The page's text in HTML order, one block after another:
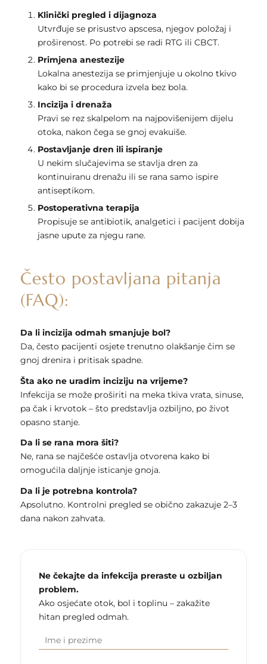
Klinički pregled i dijagnoza
Utvrđuje se prisustvo apscesa, njegov položaj i
proširenost. Po potrebi se radi RTG ili CBCT.
Primjena anestezije
Lokalna anestezija se primjenjuje u okolno tkivo
kako bi se procedura izvela bez bola.
Incizija i drenaža
Pravi se rez skalpelom na najpovišenijem dijelu
otoka, nakon čega se gnoj evakuiše.
Postavljanje dren ili ispiranje
U nekim slučajevima se stavlja dren za
kontinuiranu drenažu ili se rana samo ispire
antiseptikom.
Postoperativna terapija
Propisuje se antibiotik, analgetici i pacijent dobija
jasne upute za njegu rane.
Često postavljana pitanja
(FAQ):
Da li incizija odmah smanjuje bol?
Da, često pacijenti osjete trenutno olakšanje čim se
gnoj drenira i pritisak spadne.
Šta ako ne uradim inciziju na vrijeme?
Infekcija se može proširiti na meka tkiva vrata, sinuse,
pa čak i krvotok – što predstavlja ozbiljno, po život
opasno stanje.
Da li se rana mora šiti?
Ne, rana se najčešće ostavlja otvorena kako bi
omogućila daljnje isticanje gnoja.
Da li je potrebna kontrola?
Apsolutno. Kontrolni pregled se obično zakazuje 2–3
dana nakon zahvata.
Ne čekajte da infekcija preraste u ozbiljan
problem.
Ako osjećate otok, bol i toplinu – zakažite
hitan pregled odmah.
Ime i
prezime
(Required)